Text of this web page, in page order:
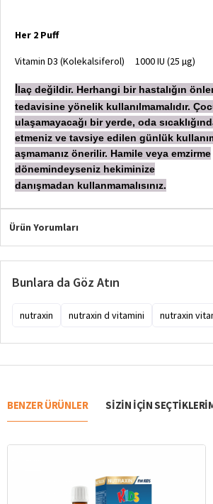
Her 2 Puff
Vitamin D3 (Kolekalsiferol) 1000 IU (25 µg)
laç değildir. Herhangi bir hastalığın
tedavisine yönelik kullanılmamalıdır.
ulaşamayacağı bir yerde, oda
etmeniz ve tavsiye edilen günlük
aşmamanız önerilir. Hamile veya emzirme
dönemindeyseniz hekiminize
danışmadan kullanmamalısınız.
Ürün Yorumları
Bunlara da Göz Atın
nutraxin nutraxin d vitamini nutraxin
BENZER ÜRÜNLER SIZIN IÇIN